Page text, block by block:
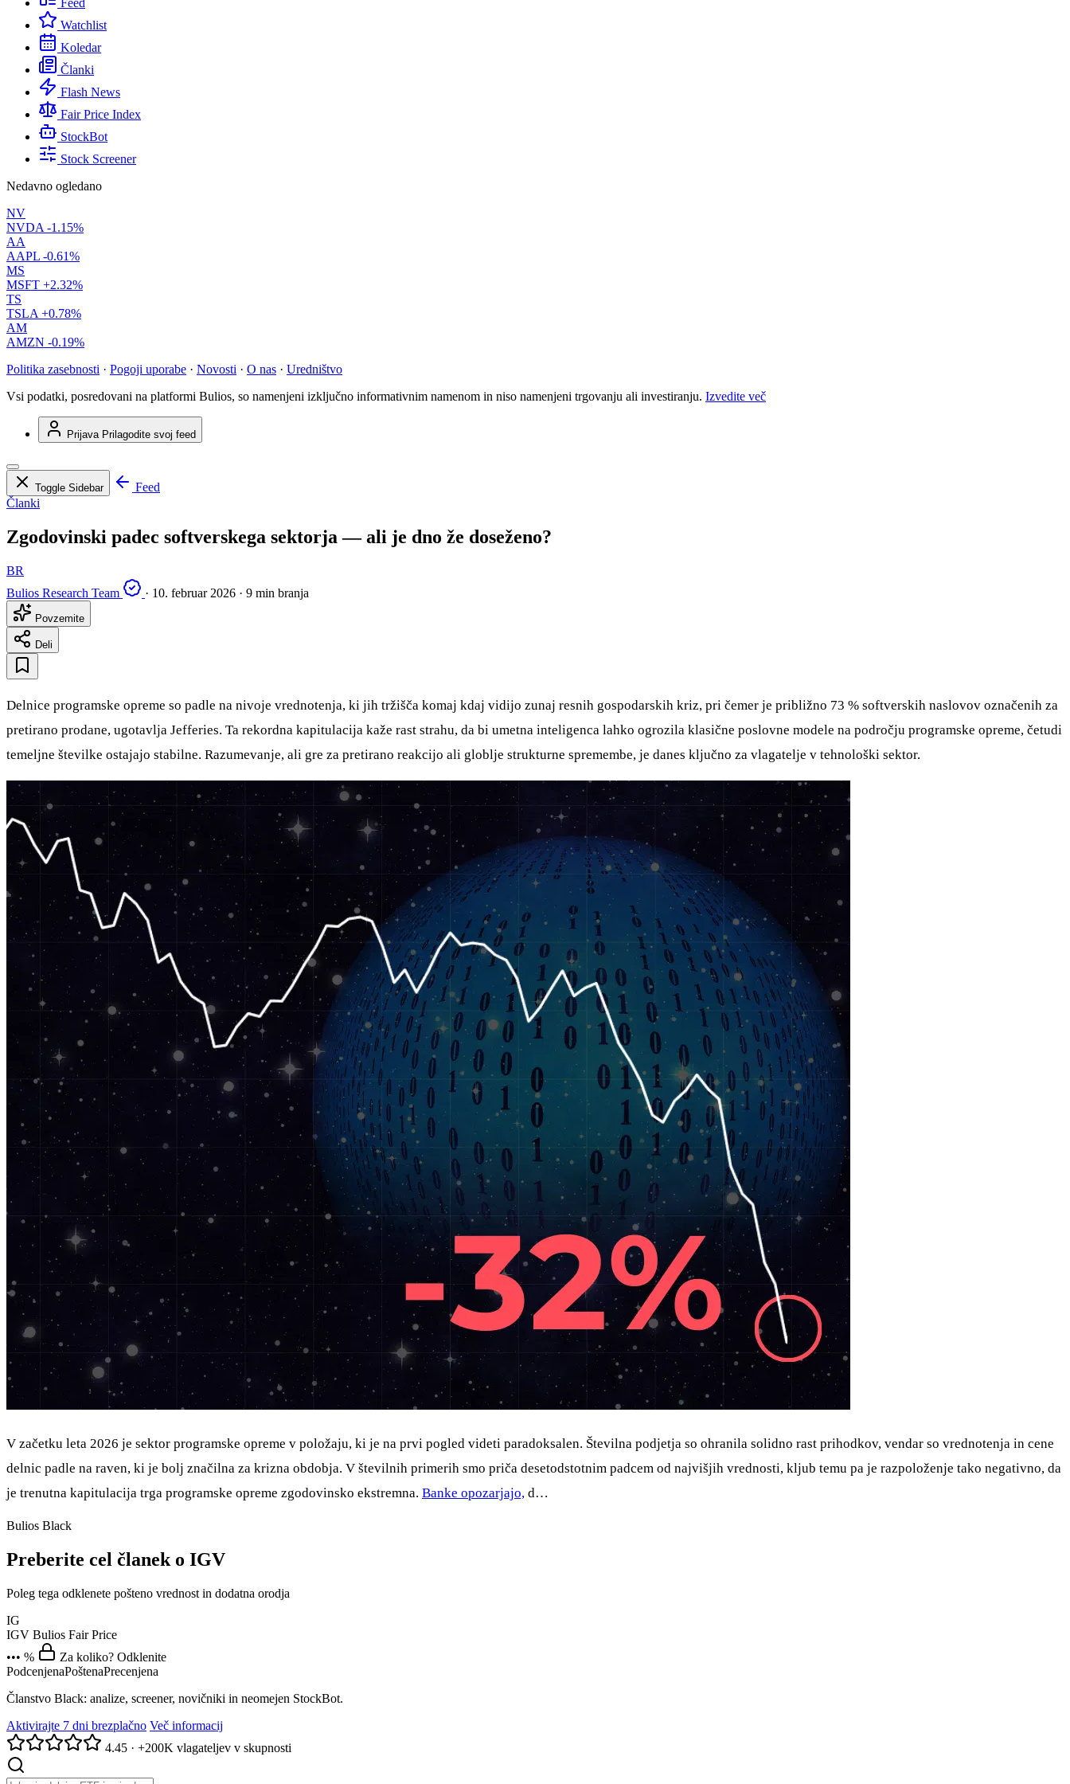
Feed
Watchlist
Koledar
Članki
Flash News
Fair Price Index
StockBot
Stock Screener
Nedavno ogledano
NV
NVDA -1.15%
AA
AAPL -0.61%
MS
MSFT +2.32%
TS
TSLA +0.78%
AM
AMZN -0.19%
Politika zasebnosti · Pogoji uporabe · Novosti · O nas · Uredništvo
Vsi podatki, posredovani na platformi Bulios, so namenjeni izključno informativnim namenom in niso namenjeni trgovanju ali investiranju. Izvedite več
Prijava Prilagodite svoj feed
Toggle Sidebar
Feed
Članki
Zgodovinski padec softverskega sektorja — ali je dno že doseženo?
BR
Bulios Research Team
· 10. februar 2026 · 9 min branja
Povzemite
Deli
Delnice programske opreme so padle na nivoje vrednotenja, ki jih tržišča komaj kdaj vidijo zunaj resnih gospodarskih kriz, pri čemer je približno 73 % softverskih naslovov označenih za
pretirano prodane, ugotavlja Jefferies. Ta rekordna kapitulacija kaže rast strahu, da bi umetna inteligenca lahko ogrozila klasične poslovne modele na področju programske opreme, četudi
temeljne številke ostajajo stabilne. Razumevanje, ali gre za pretirano reakcijo ali globlje strukturne spremembe, je danes ključno za vlagatelje v tehnološki sektor.
V začetku leta 2026 je sektor programske opreme v položaju, ki je na prvi pogled videti paradoksalen. Številna podjetja so ohranila solidno rast prihodkov, vendar so vrednotenja in cene
delnic padle na raven, ki je bolj značilna za krizna obdobja. V številnih primerih smo priča desetodstotnim padcem od najvišjih vrednosti, kljub temu pa je razpoloženje tako negativno, da
je trenutna kapitulacija trga programske opreme zgodovinsko ekstremna. Banke opozarjajo, d…
Bulios Black
Preberite cel članek o IGV
Poleg tega odklenete pošteno vrednost in dodatna orodja
IG
IGV Bulios Fair Price
••• %
Za koliko? Odklenite
PodcenjenaPoštenaPrecenjena
Članstvo Black: analize, screener, novičniki in neomejen StockBot.
Aktivirajte 7 dni brezplačno Več informacij
4.45 · +200K vlagateljev v skupnosti